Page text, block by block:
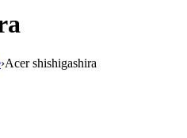
›Acer shishigashira